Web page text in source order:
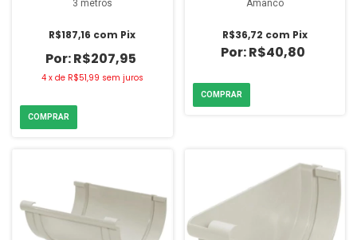
3 metros
R$207,95
R$187,16 com Pix
4 x de R$51,99 sem juros
Amanco
R$40,80
R$36,72 com Pix